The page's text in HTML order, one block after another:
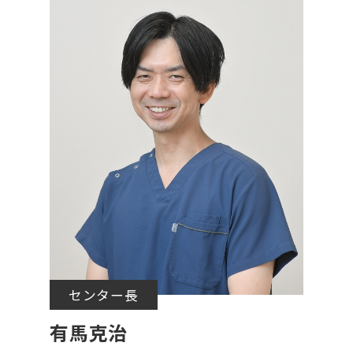
センター長
有馬克治